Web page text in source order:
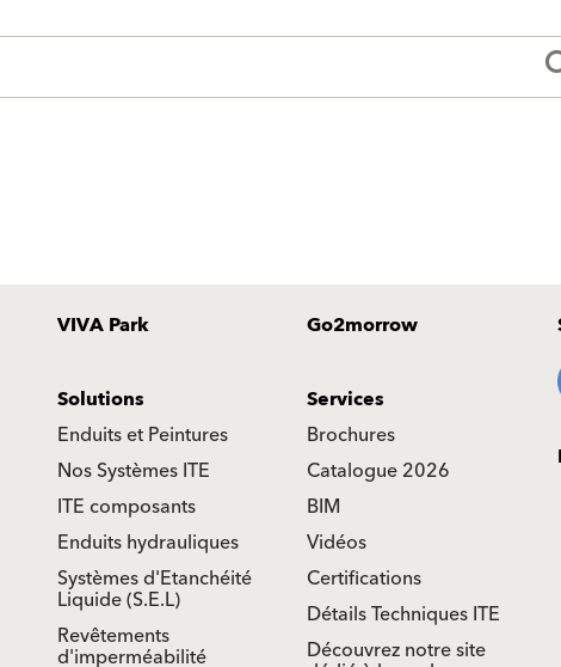
VIVA Park Go2morrow
Solutions
Enduits et Peintures
Nos Systèmes ITE
ITE composants
Enduits hydrauliques
Systèmes d'Etanchéité
Liquide (S.E.L)
Revêtements
d'imperméabilité
Services
Brochures
Catalogue 2026
BIM
Vidéos
Certifications
Détails Techniques ITE
Découvrez notre site